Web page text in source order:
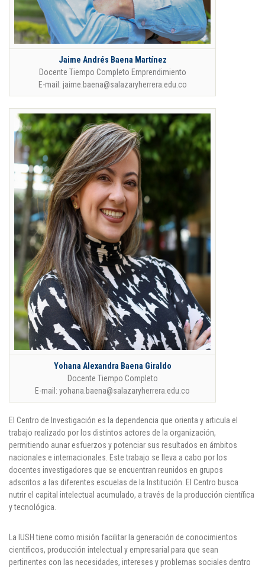
Jaime Andrés Baena Martínez
Docente Tiempo Completo Emprendimiento
E-mail: jaime.baena@salazaryherrera.edu.co
Yohana Alexandra Baena Giraldo
Docente Tiempo Completo
E-mail: yohana.baena@salazaryherrera.edu.co
El Centro de Investigación es la dependencia que orienta y articula el
trabajo realizado por los distintos actores de la organización,
permitiendo aunar esfuerzos y potenciar sus resultados en ámbitos
nacionales e internacionales. Este trabajo se lleva a cabo por los
docentes investigadores que se encuentran reunidos en grupos
adscritos a las diferentes escuelas de la Institución. El Centro busca
nutrir el capital intelectual acumulado, a través de la producción científica
y tecnológica.
La IUSH tiene como misión facilitar la generación de conocimientos
científicos, producción intelectual y empresarial para que sean
pertinentes con las necesidades, intereses y problemas sociales dentro